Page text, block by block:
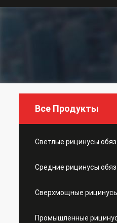
Все Продукты
Светлые рицинусы
Средние рицинусы
Сверхмощные
Промышленные